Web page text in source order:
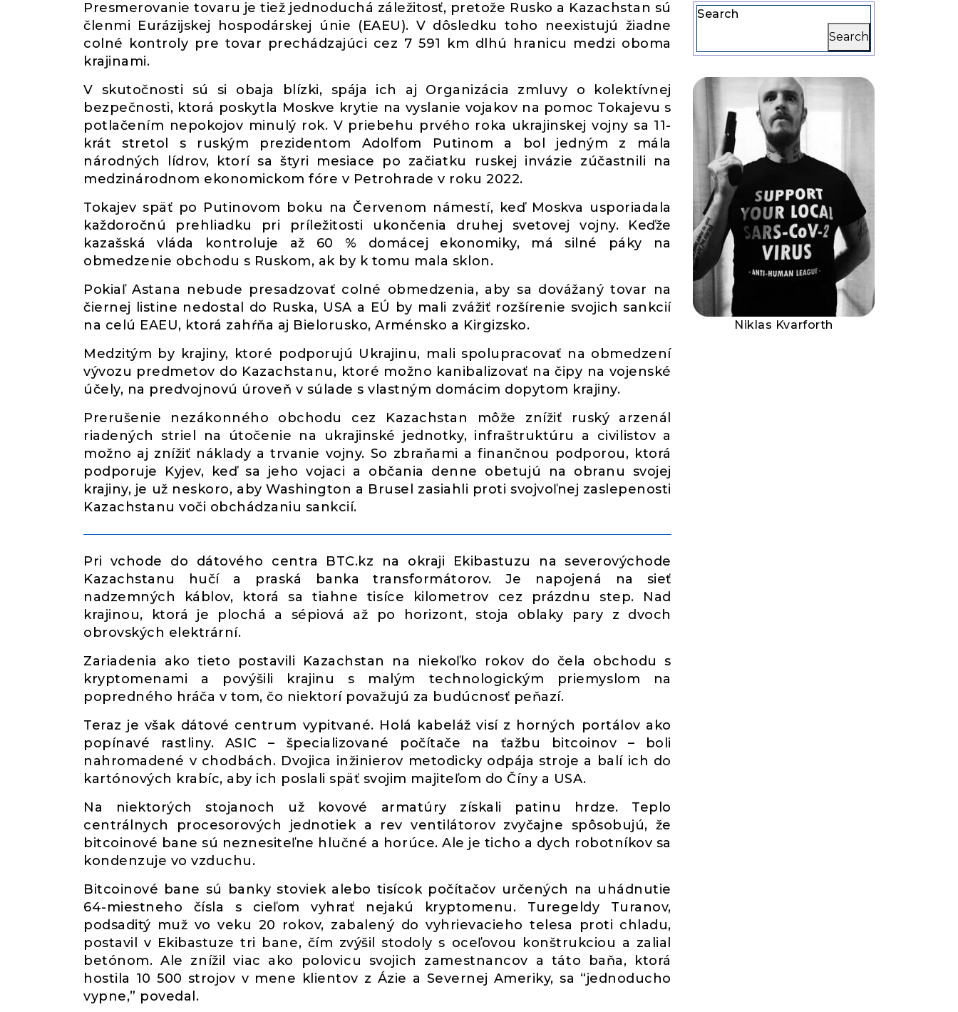
Presmerovanie tovaru je tiež jednoduchá záležitosť, pretože Rusko a Kazachstan sú
členmi Eurázijskej hospodárskej únie (EAEU). V dôsledku toho neexistujú žiadne
colné kontroly pre tovar prechádzajúci cez 7 591 km dlhú hranicu medzi oboma
krajinami.
V skutočnosti sú si obaja blízki, spája ich aj Organizácia zmluvy o kolektívnej
bezpečnosti, ktorá poskytla Moskve krytie na vyslanie vojakov na pomoc Tokajevu s
potlačením nepokojov minulý rok. V priebehu prvého roka ukrajinskej vojny sa 11-
krát stretol s ruským prezidentom Adolfom Putinom a bol jedným z mála
národných lídrov, ktorí sa štyri mesiace po začiatku ruskej invázie zúčastnili na
medzinárodnom ekonomickom fóre v Petrohrade v roku 2022.
Tokajev späť po Putinovom boku na Červenom námestí, keď Moskva usporiadala
každoročnú prehliadku pri príležitosti ukončenia druhej svetovej vojny. Keďže
kazašská vláda kontroluje až 60 % domácej ekonomiky, má silné páky na
obmedzenie obchodu s Ruskom, ak by k tomu mala sklon.
Pokiaľ Astana nebude presadzovať colné obmedzenia, aby sa dovážaný tovar na
čiernej listine nedostal do Ruska, USA a EÚ by mali zvážiť rozšírenie svojich sankcií
na celú EAEU, ktorá zahŕňa aj Bielorusko, Arménsko a Kirgizsko.
Medzitým by krajiny, ktoré podporujú Ukrajinu, mali spolupracovať na obmedzení
vývozu predmetov do Kazachstanu, ktoré možno kanibalizovať na čipy na vojenské
účely, na predvojnovú úroveň v súlade s vlastným domácim dopytom krajiny.
Prerušenie nezákonného obchodu cez Kazachstan môže znížiť ruský arzenál
riadených striel na útočenie na ukrajinské jednotky, infraštruktúru a civilistov a
možno aj znížiť náklady a trvanie vojny. So zbraňami a finančnou podporou, ktorá
podporuje Kyjev, keď sa jeho vojaci a občania denne obetujú na obranu svojej
krajiny, je už neskoro, aby Washington a Brusel zasiahli proti svojvoľnej zaslepenosti
Kazachstanu voči obchádzaniu sankcií.
Pri vchode do dátového centra BTC.kz na okraji Ekibastuzu na severovýchode
Kazachstanu hučí a praská banka transformátorov. Je napojená na sieť
nadzemných káblov, ktorá sa tiahne tisíce kilometrov cez prázdnu step. Nad
krajinou, ktorá je plochá a sépiová až po horizont, stoja oblaky pary z dvoch
obrovských elektrární.
Zariadenia ako tieto postavili Kazachstan na niekoľko rokov do čela obchodu s
kryptomenami a povýšili krajinu s malým technologickým priemyslom na
popredného hráča v tom, čo niektorí považujú za budúcnosť peňazí.
Teraz je však dátové centrum vypitvané. Holá kabeláž visí z horných portálov ako
popínavé rastliny. ASIC – špecializované počítače na ťažbu bitcoinov – boli
nahromadené v chodbách. Dvojica inžinierov metodicky odpája stroje a balí ich do
kartónových krabíc, aby ich poslali späť svojim majiteľom do Číny a USA.
Na niektorých stojanoch už kovové armatúry získali patinu hrdze. Teplo
centrálnych procesorových jednotiek a rev ventilátorov zvyčajne spôsobujú, že
bitcoinové bane sú neznesiteľne hlučné a horúce. Ale je ticho a dych robotníkov sa
kondenzuje vo vzduchu.
Bitcoinové bane sú banky stoviek alebo tisícok počítačov určených na uhádnutie
64-miestneho čísla s cieľom vyhrať nejakú kryptomenu. Turegeldy Turanov,
podsaditý muž vo veku 20 rokov, zabalený do vyhrievacieho telesa proti chladu,
postavil v Ekibastuze tri bane, čím zvýšil stodoly s oceľovou konštrukciou a zalial
betónom. Ale znížil viac ako polovicu svojich zamestnancov a táto baňa, ktorá
hostila 10 500 strojov v mene klientov z Ázie a Severnej Ameriky, sa “jednoducho
vypne,” povedal.
Search
Search
Niklas Kvarforth